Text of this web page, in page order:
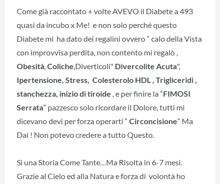
Come già raccontato + volte AVEVO il Diabete a 493
quasi da incubo x Me! e non solo perché questo
Diabete mi ha dato dei regalini ovvero “ calo della Vista
con improvvisa perdita, non contento mi regalò ,
Obesità,Coliche,Diverticoli" Divercolite Acuta",
Ipertensione, Stress, Colesterolo HDL , Trigliceridi ,
stanchezza, inizio di tiroide , e per finire la “FIMOSI
Serrata” pazzesco solo ricordare il Dolore, tutti mi
dicevano devi per forza operarti “ Circoncisione” Ma
Dai ! Non potevo credere a tutto Questo.
Si una Storia Come Tante…Ma Risolta in 6-7 mesi.
Grazie al Cielo ed alla Natura e forza di volontà ho